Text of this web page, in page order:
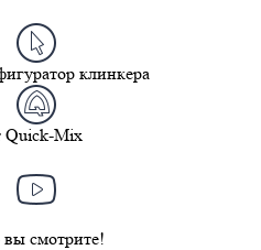
клинкера
Quick-Mix
смотрите!